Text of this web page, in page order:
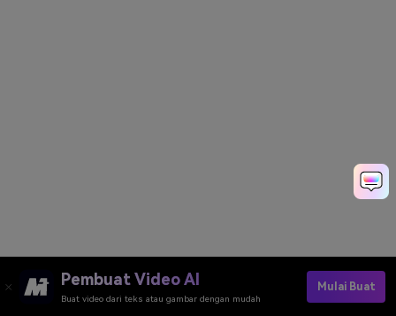
Pembuat Video AI
Buat video dari teks atau gambar dengan mudah
Mulai Buat